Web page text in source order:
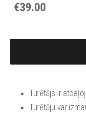
€39.00
Turētājs ir
Turētāju var